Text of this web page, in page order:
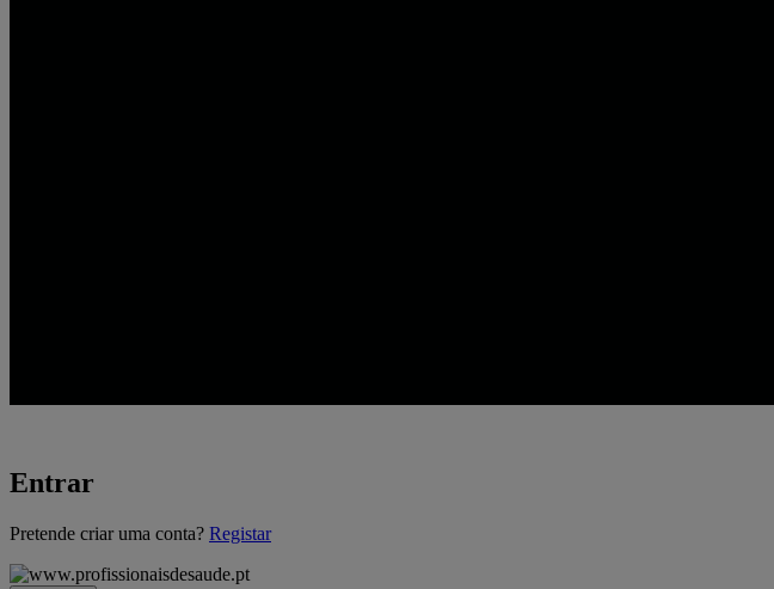
Entrar
A
Pretende criar uma conta? Registar